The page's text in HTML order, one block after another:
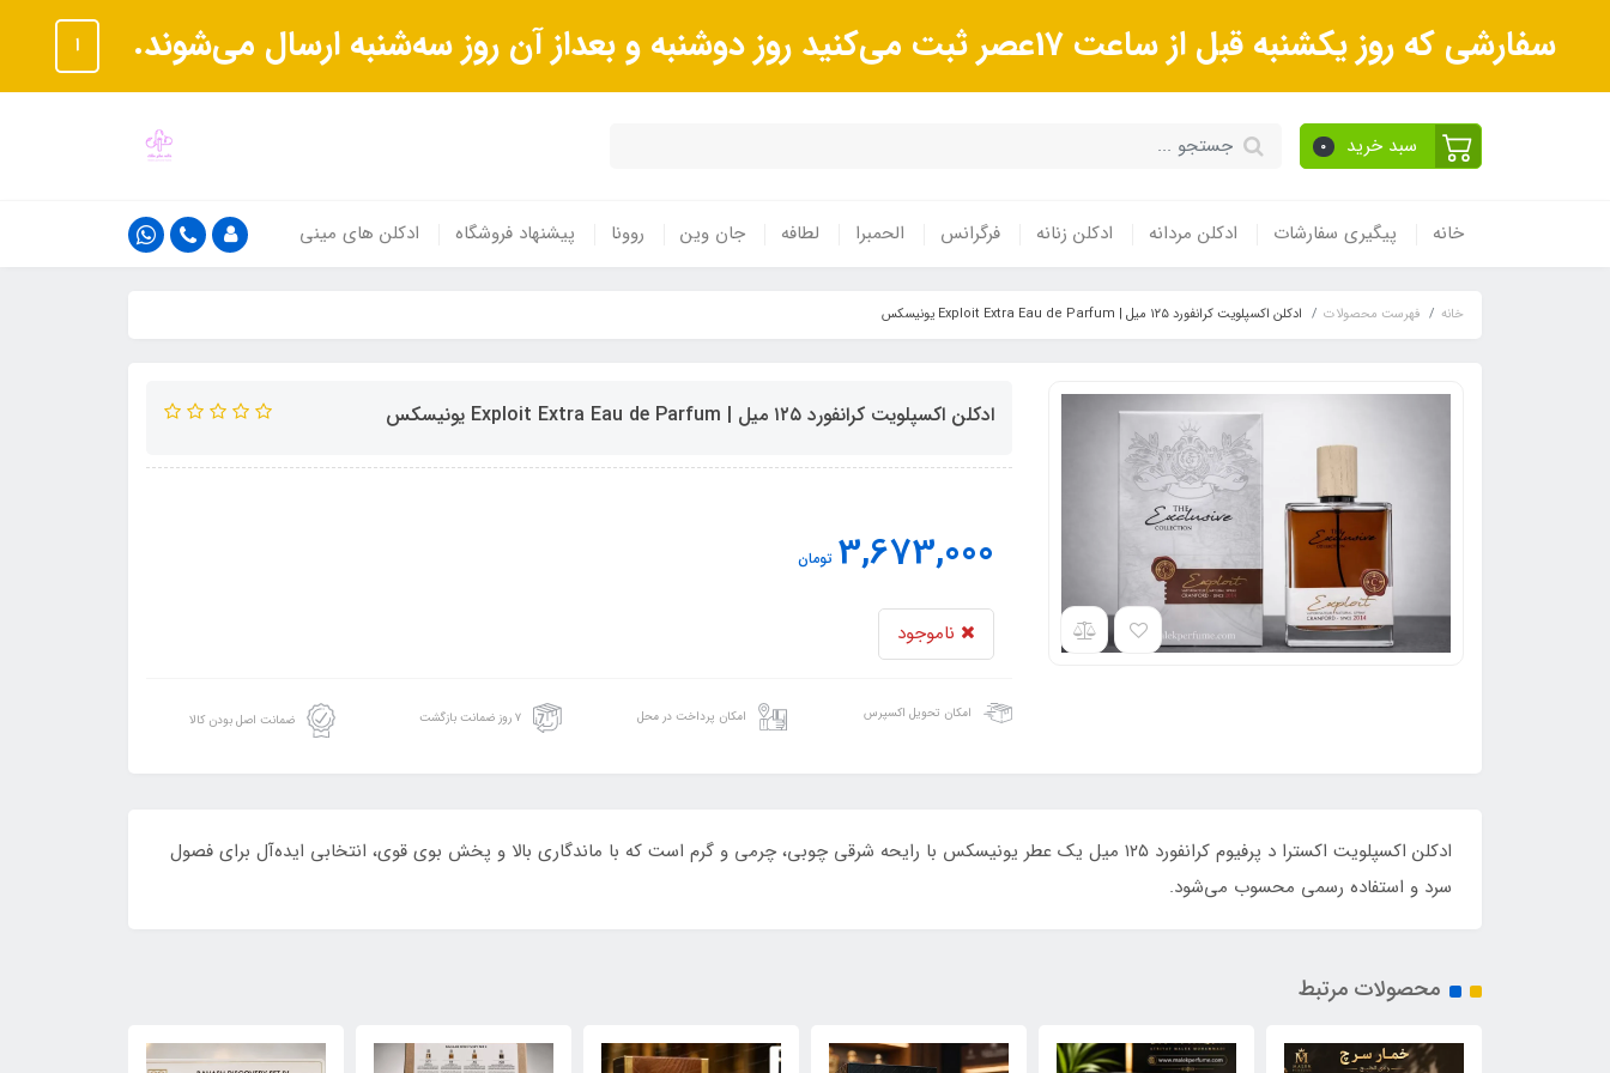
سفارشی که روز یکشنبه قبل از ساعت 17عصر ثبت می‌کنید روز دوشنبه و بعداز آن روز سه‌شنبه ارسال می‌شوند. ا
سبد خرید 0
خانه پیگیری سفارشات ادکلن مردانه ادکلن زنانه فرگرانس الحمبرا لطافه جان وین روونا پیشنهاد فروشگاه ادکلن های مینی
خانه فهرست محصولات ادکلن اکسپلویت کرانفورد ۱۲۵ میل | Exploit Extra Eau de Parfum یونیسکس
ادکلن اکسپلویت کرانفورد ۱۲۵ میل | Exploit Extra Eau de Parfum یونیسکس
3,673,000 تومان
ناموجود
امکان تحویل اکسپرس امکان پرداخت در محل ۷ روز ضمانت بازگشت ضمانت اصل بودن کالا
ادکلن اکسپلویت اکسترا د پرفیوم کرانفورد ۱۲۵ میل یک عطر یونیسکس با رایحه شرقی چوبی، چرمی و گرم است که با ماندگاری بالا و پخش بوی قوی، انتخابی ایده‌آل برای فصول
سرد و استفاده رسمی محسوب می‌شود.
محصولات مرتبط